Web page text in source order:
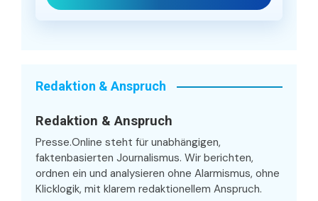
Redaktion & Anspruch
Redaktion & Anspruch
Presse.Online steht für unabhängigen,
faktenbasierten Journalismus. Wir berichten,
ordnen ein und analysieren ohne Alarmismus, ohne
Klicklogik, mit klarem redaktionellem Anspruch.